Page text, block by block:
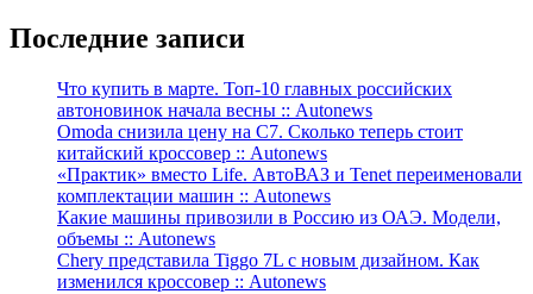
Последние записи
Что купить в марте. Топ-10 главных российских
автоновинок начала весны :: Autonews
Omoda снизила цену на C7. Сколько теперь стоит
китайский кроссовер :: Autonews
«Практик» вместо Life. АвтоВАЗ и Tenet переименовали
комплектации машин :: Autonews
Какие машины привозили в Россию из ОАЭ. Модели,
объемы :: Autonews
Chery представила Tiggo 7L с новым дизайном. Как
изменился кроссовер :: Autonews